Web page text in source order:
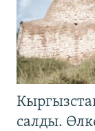
салды.